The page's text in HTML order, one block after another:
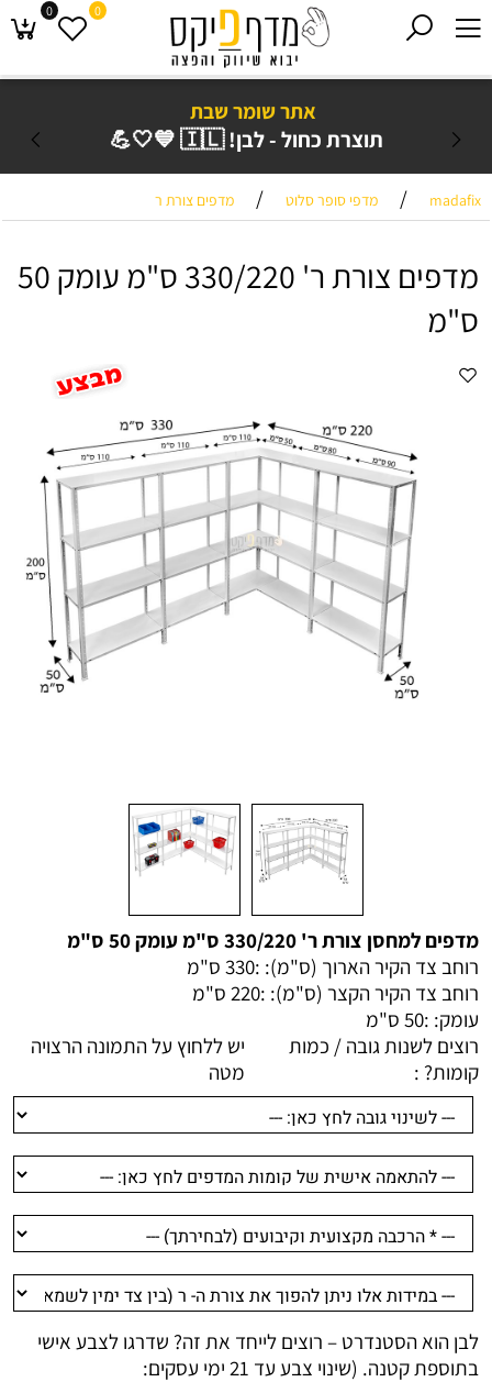
אתר שומר שבת
תוצרת כחול - לבן! 🇮🇱 💙🤍💪
0 0
madafix
/ מדפי סופר סלוט / מדפים צורת ר
מדפים צורת ר' 330/220 ס"מ עומק 50
ס"מ
מדפים למחסן צורת ר' 330/220 ס"מ עומק 50 ס"מ
רוחב צד הקיר הארוך (ס"מ): :330 ס"מ
רוחב צד הקיר הקצר (ס"מ): :220 ס"מ
עומק: :50 ס"מ
רוצים לשנות גובה / כמות
קומות? :
יש ללחוץ על התמונה הרצויה
מטה
לבן הוא הסטנדרט – רוצים לייחד את זה? שדרגו לצבע אישי
בתוספת קטנה. (שינוי צבע עד 21 ימי עסקים: